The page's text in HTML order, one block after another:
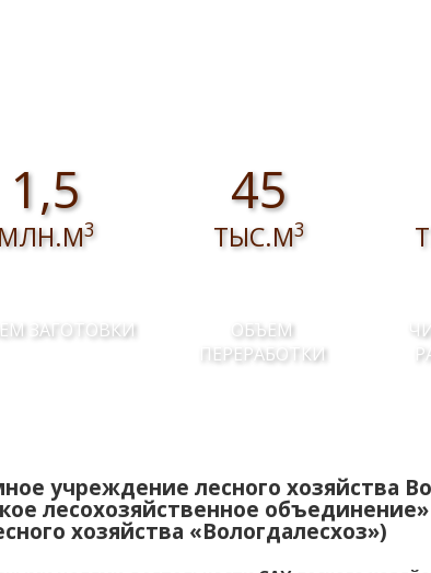
1,5
МЛН.М3
ЗАГОТОВКИ
45
ТЫС.М3
ОБЪЕМ
ПЕРЕРАБОТКИ
учреждение лесного хозяйства
лесохозяйственное объединение»
хозяйства «Вологдалесхоз»)